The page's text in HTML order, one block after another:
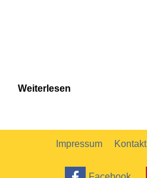
Weiterlesen
Impressum Kontakt